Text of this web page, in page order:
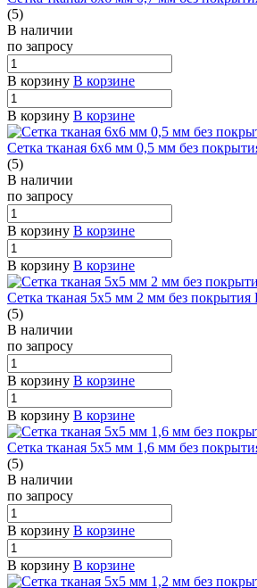
(5)
В наличии
по запросу
В корзину В корзине
В корзину В корзине
Сетка тканая 6х6 мм 0,5 мм без
(5)
В наличии
по запросу
В корзину В корзине
В корзину В корзине
Сетка тканая 5х5 мм 2 мм без
(5)
В наличии
по запросу
В корзину В корзине
В корзину В корзине
Сетка тканая 5х5 мм 1,6 мм без
(5)
В наличии
по запросу
В корзину В корзине
В корзину В корзине